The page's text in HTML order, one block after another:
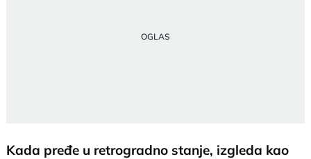
Kada pređe u retrogradno stanje, izgleda kao